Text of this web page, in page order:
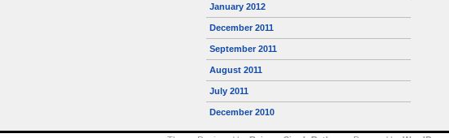
January 2012
December 2011
September 2011
August 2011
July 2011
December 2010